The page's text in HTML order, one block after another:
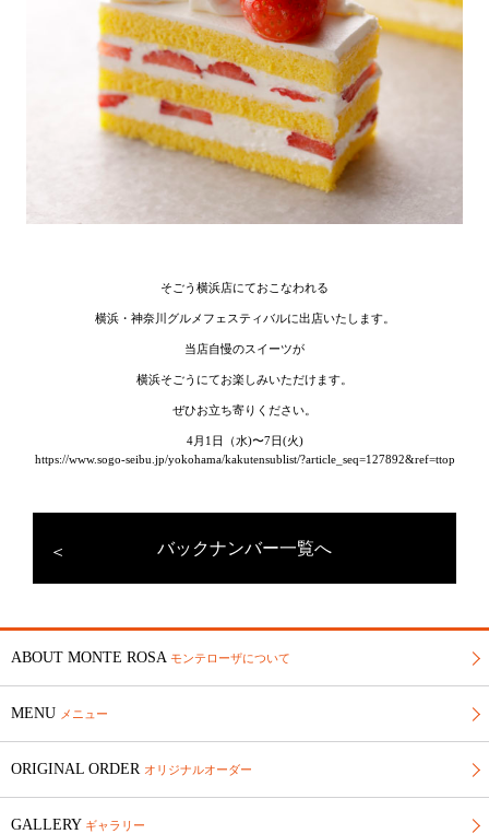
そごう横浜店にておこなわれる
横浜・神奈川グルメフェスティバルに出店いたします。
当店自慢のスイーツが
横浜そごうにてお楽しみいただけます。
ぜひお立ち寄りください。
4月1日（水)〜7日(火)
https://www.sogo-seibu.jp/yokohama/kakutensublist/?article_seq=127892&ref=ttop
バックナンバー一覧へ
ABOUT MONTE ROSA モンテローザについて
MENU メニュー
ORIGINAL ORDER オリジナルオーダー
GALLERY ギャラリー